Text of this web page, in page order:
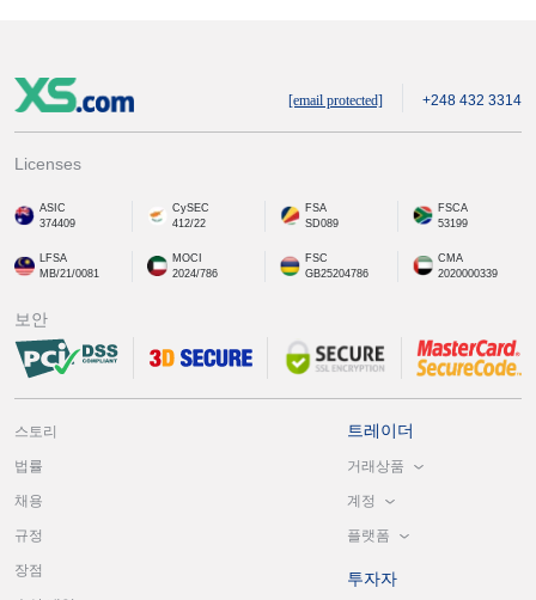
[email protected] +248 432 3314
Licenses
ASIC
374409
CySEC
412/22
FSA
SD089
FSCA
53199
LFSA
MB/21/0081
MOCI
2024/786
FSC
GB25204786
CMA
2020000339
보안
스토리
법률
채용
규정
장점
트레이더
거래상품
계정
플랫폼
투자자